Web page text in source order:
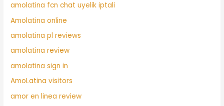
amolatina fcn chat uyelik iptali
Amolatina online
amolatina pl reviews
amolatina review
amolatina sign in
AmoLatina visitors
amor en linea review